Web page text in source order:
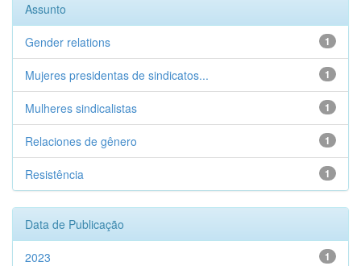
Assunto
1
Gender relations
1
Mujeres presidentas de sindicatos...
1
Mulheres sindicalistas
1
Relaciones de gênero
1
Resistência
Data de Publicação
1
2023